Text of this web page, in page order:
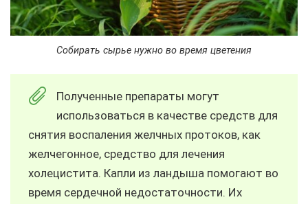
Собирать сырье нужно во время цветения
Полученные препараты могут
использоваться в качестве средств для
снятия воспаления желчных протоков, как
желчегонное, средство для лечения
холецистита. Капли из ландыша помогают во
время сердечной недостаточности. Их